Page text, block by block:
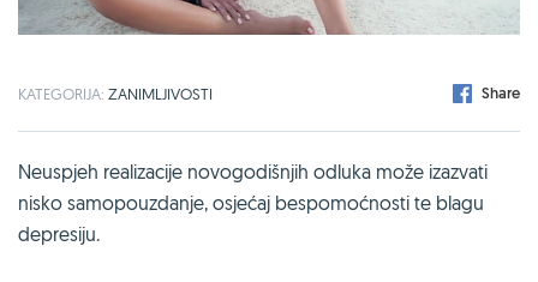
KATEGORIJA: ZANIMLJIVOSTI Share
Neuspjeh realizacije novogodišnjih odluka može izazvati
nisko samopouzdanje, osjećaj bespomoćnosti te blagu
depresiju.